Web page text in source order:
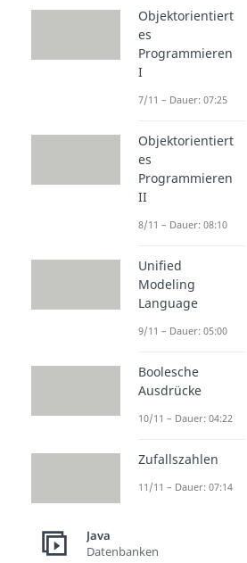
Eines ist das
Bereiche
äußeren wie auf
werden. Der
ganz einfach
Enthält ein
er erst gar nicht
er eine
immer passend
Wichtig ist noch
Objektorientiert
es
Programmieren
I
7/11 – Dauer: 07:25
Objektorientiert
es
Programmieren
II
8/11 – Dauer: 08:10
Unified
Modeling
Language
9/11 – Dauer: 05:00
Boolesche
Ausdrücke
10/11 – Dauer: 04:22
Zufallszahlen
11/11 – Dauer: 07:14
Java
Datenbanken